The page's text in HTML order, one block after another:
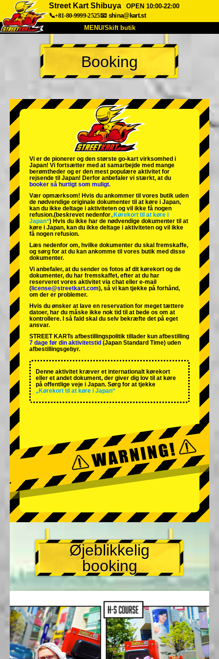
Street Kart Shibuya
OPEN 10:00-22:00
📞+81-80-9999-2525📧 shina@kart.st
MENU/Skift butik
TOP
Om Specifikationer Pris
Virksomhed Booking
Skift butik
Tokyo Shinagawa Tokyo Akihabara#1
Tokyo Akihabara#2
Tokyo Shibuya Annex Tokyo Bay
Tokyo Asakusa Osaka
Okinawa
Booking
Vi er de pionerer og den største go-kart virksomhed i
Japan! Vi fortsætter med at samarbejde med mange
berømtheder og er den mest populære aktivitet for
rejsende til Japan! Derfor anbefaler vi stærkt, at du
booker så hurtigt som muligt.
Vær opmærksom! Hvis du ankommer til vores butik uden
de nødvendige originale dokumenter til at køre i Japan,
kan du ikke deltage i aktiviteten og vil ikke få nogen
refusion.(beskrevet nedenfor„Kørekort til at køre i
Japan“) Hvis du ikke har de nødvendige dokumenter til at
køre i Japan, kan du ikke deltage i aktiviteten og vil ikke
få nogen refusion.
Læs nedenfor om, hvilke dokumenter du skal fremskaffe,
og sørg for at du kan ankomme til vores butik med disse
dokumenter.
Vi anbefaler, at du sender os fotos af dit kørekort og de
dokumenter, du har fremskaffet, efter at du har
reserveret vores aktivitet via chat eller e-mail
( license@streetkart.com), så vi kan tjekke på forhånd,
om der er problemer.
Hvis du ønsker at lave en reservation for meget tættere
datoer, har du måske ikke nok tid til at bede os om at
kontrollere. I så fald skal du selv bekræfte det på eget
ansvar.
STREET KARTs afbestillingspolitik tillader kun afbestilling
7 dage før din aktivitetstid (Japan Standard Time) uden
afbestillingsgebyr.
Denne aktivitet kræver et internationalt kørekort
eller et andet dokument, der giver dig lov til at køre
på offentlige veje i Japan. Sørg for at tjekke
„Kørekort til at køre i Japan“
Øjeblikkelig
booking